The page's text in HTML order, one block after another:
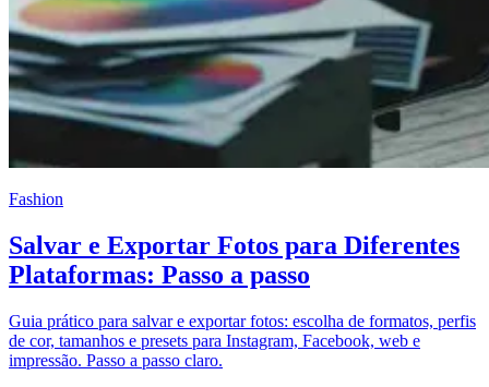
Fashion
Salvar e Exportar Fotos para Diferentes
Plataformas: Passo a passo
Guia prático para salvar e exportar fotos: escolha de formatos, perfis
de cor, tamanhos e presets para Instagram, Facebook, web e
impressão. Passo a passo claro.